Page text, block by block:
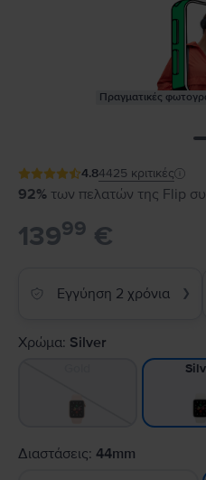
Πραγματικές
4.84425 κριτικές
92% των πελατών της Flip
13999 €
Εγγύηση 2 χρόνια ❯
Χρώμα: Silver
Διαστάσεις: 44mm